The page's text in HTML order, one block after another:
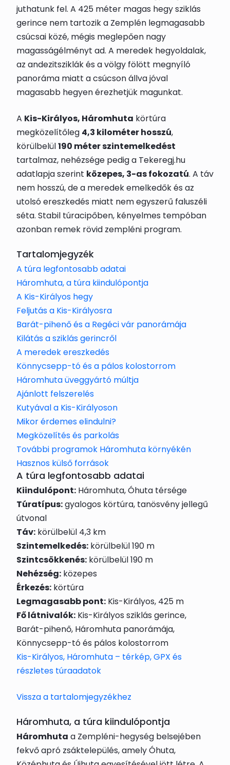
juthatunk fel. A 425 méter magas hegy sziklás
gerince nem tartozik a Zemplén legmagasabb
csúcsai közé, mégis meglepően nagy
magasságélményt ad. A meredek hegyoldalak,
az andezitsziklák és a völgy fölött megnyíló
panoráma miatt a csúcson állva jóval
magasabb hegyen érezhetjük magunkat.
A Kis-Királyos, Háromhuta körtúra
megközelítőleg 4,3 kilométer hosszú,
körülbelül190 méter szintemelkedést
tartalmaz, nehézsége pedig a Tekeregj.hu
adatlapja szerint közepes, 3-as fokozatú. A táv
nem hosszú, de a meredek emelkedők és az
utolsó ereszkedés miatt nem egyszerű faluszéli
séta. Stabil túracipőben, kényelmes tempóban
azonban remek rövid zempléni program.
Tartalomjegyzék
A túra legfontosabb adatai
Háromhuta, a túra kiindulópontja
A Kis-Királyos hegy
Feljutás a Kis-Királyosra
Barát-pihenő és a Regéci vár panorámája
Kilátás a sziklás gerincről
A meredek ereszkedés
Könnycsepp-tó és a pálos kolostorrom
Háromhuta üveggyártó múltja
Ajánlott felszerelés
Kutyával a Kis-Királyoson
Mikor érdemes elindulni?
Megközelítés és parkolás
További programok Háromhuta környékén
Hasznos külső források
A túra legfontosabb adatai
Kiindulópont: Háromhuta, Óhuta térsége
Túratípus:gyalogos körtúra, tanösvény jellegű
útvonal
Táv: körülbelül 4,3 km
Szintemelkedés: körülbelül 190 m
Szintcsökkenés: körülbelül 190 m
Nehézség: közepes
Érkezés: körtúra
Legmagasabb pont: Kis-Királyos, 425 m
Fő látnivalók: Kis-Királyos sziklás gerince,
Barát-pihenő, Háromhuta panorámája,
Könnycsepp-tó és pálos kolostorrom
Kis-Királyos, Háromhuta – térkép, GPX és
részletes túraadatok
Vissza a tartalomjegyzékhez
Háromhuta, a túra kiindulópontja
Háromhuta a Zempléni-hegység belsejében
fekvő apró zsáktelepülés, amely Óhuta,